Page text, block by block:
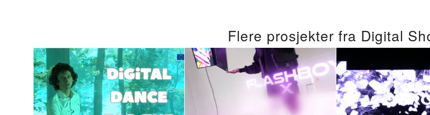
Flere prosjekter fra Digital
Digital Dans for
Planeten: Et Sterkt
Utrolig flygende
laptop: Du kan få
Få
ditt til å